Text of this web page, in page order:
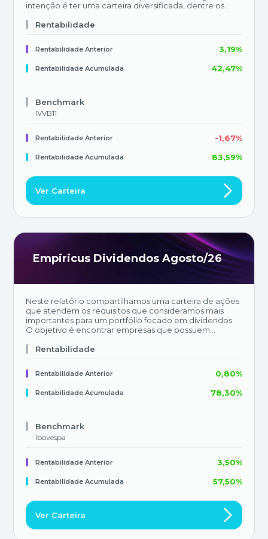
intenção é ter uma carteira diversificada, dentre os
defensivos com outros mais cíclicos.
Rentabilidade
Rentabilidade Anterior 3,19%
Rentabilidade Acumulada 42,47%
Benchmark
IVVB11
Rentabilidade Anterior -1,67%
Rentabilidade Acumulada 83,59%
Ver Carteira
Empiricus Dividendos Agosto/26
Neste relatório compartilhamos uma carteira de ações
que atendem os requisitos que consideramos mais
importantes para um portfólio focado em dividendos.
O objetivo é encontrar empresas que possuem
comprovada, distribuição de proventos sustentáveis e
juros compostos (compounding). Damos preferência
para modelos de negócio resilientes, com vantagens
competitivas, em setores de fortes tendências
seculares, previsibilidade de resultados e boa margem
que atendem todos os pontos citados acima.
Rentabilidade
Rentabilidade Anterior 0,80%
Rentabilidade Acumulada 78,30%
Benchmark
Ibovespa
Rentabilidade Anterior 3,50%
Rentabilidade Acumulada 57,50%
Ver Carteira